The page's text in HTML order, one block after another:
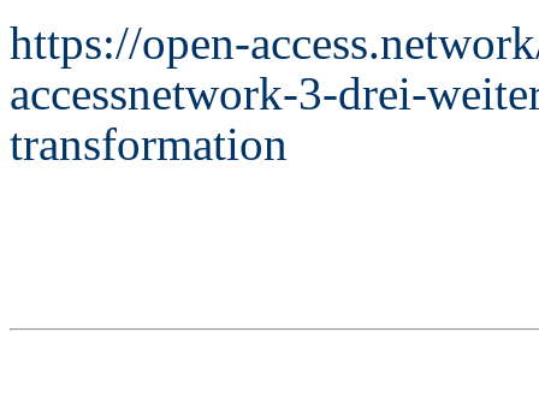
https://open-
accessnetwork-3-drei-
transformation